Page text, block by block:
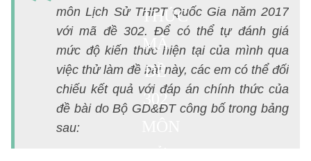
THỨC
môn Lịch Sử THPT Quốc Gia năm 2017
với mã đề 302. Để có thể tự đánh giá
mức độ kiến thức hiện tại của mình qua
việc thử làm đề bài này, các em có thể đối
chiếu kết quả với đáp án chính thức của
đề bài do Bộ GD&ĐT công bố trong bảng
sau:
THỨC
MÃ
ĐỀ
302